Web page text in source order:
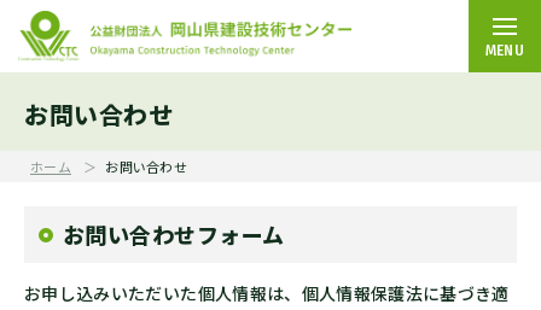
MENU
お問い合わせ
ホーム お問い合わせ
お問い合わせフォーム
お申し込みいただいた個人情報は、個人情報保護法に基づき適